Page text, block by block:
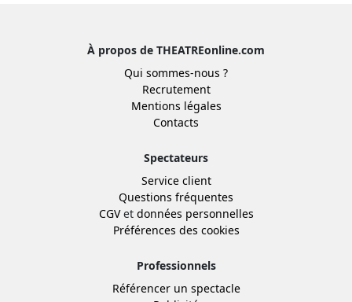
À propos de THEATREonline.com
Qui sommes-nous ?
Recrutement
Mentions légales
Contacts
Spectateurs
Service client
Questions fréquentes
CGVet données personnelles
Préférences des cookies
Professionnels
Référencer un spectacle